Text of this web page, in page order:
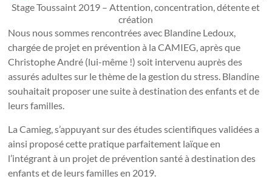
Stage Toussaint 2019 – Attention, concentration, détente et
création
Nous nous sommes rencontrées avec Blandine Ledoux,
chargée de projet en prévention à la CAMIEG, après que
Christophe André (lui-même !) soit intervenu auprès des
assurés adultes sur le thème de la gestion du stress. Blandine
souhaitait proposer une suite à destination des enfants et de
leurs familles.
La Camieg, s’appuyant sur des études scientifiques validées a
ainsi proposé cette pratique parfaitement laïque en
l’intégrant à un projet de prévention santé à destination des
enfants et de leurs familles en 2019.